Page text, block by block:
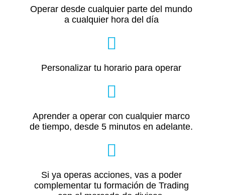
Operar desde cualquier parte del mundo
a cualquier hora del día
Personalizar tu horario para operar
Aprender a operar con cualquier marco
de tiempo, desde 5 minutos en adelante.
Si ya operas acciones, vas a poder
complementar tu formación de Trading